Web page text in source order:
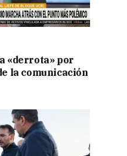
«derrota» por
la comunicación